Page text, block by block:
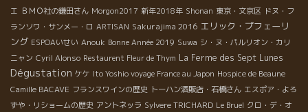
エ ＢＭＯ社の鎌田さん Morgon2017 新年2018年 Shonan 東京・文京区 ドヌ・フ
ランソワ・サンメー・ロ ARTISAN Sakurajima 2016 エリック・プフェーリ
ング ESPOAいせい Anouk Bonne Année 2019 Suwa シ・ヌ・パルリオン・カリ
ニャン Cyril Alonso Restaurent Fleur de Thym La Ferme des Sept Lunes
Dégustation ケケ Ito Yoshio voyage France au Japon Hospice de Beaune
Camille BACAVE フランスワインの歴史 トーハン酒販店・石橋さん エスポア・よろ
ずや・リショームの歴史 アントネッラ Sylvere TRICHARD Le Bruel クロ・デ・オ